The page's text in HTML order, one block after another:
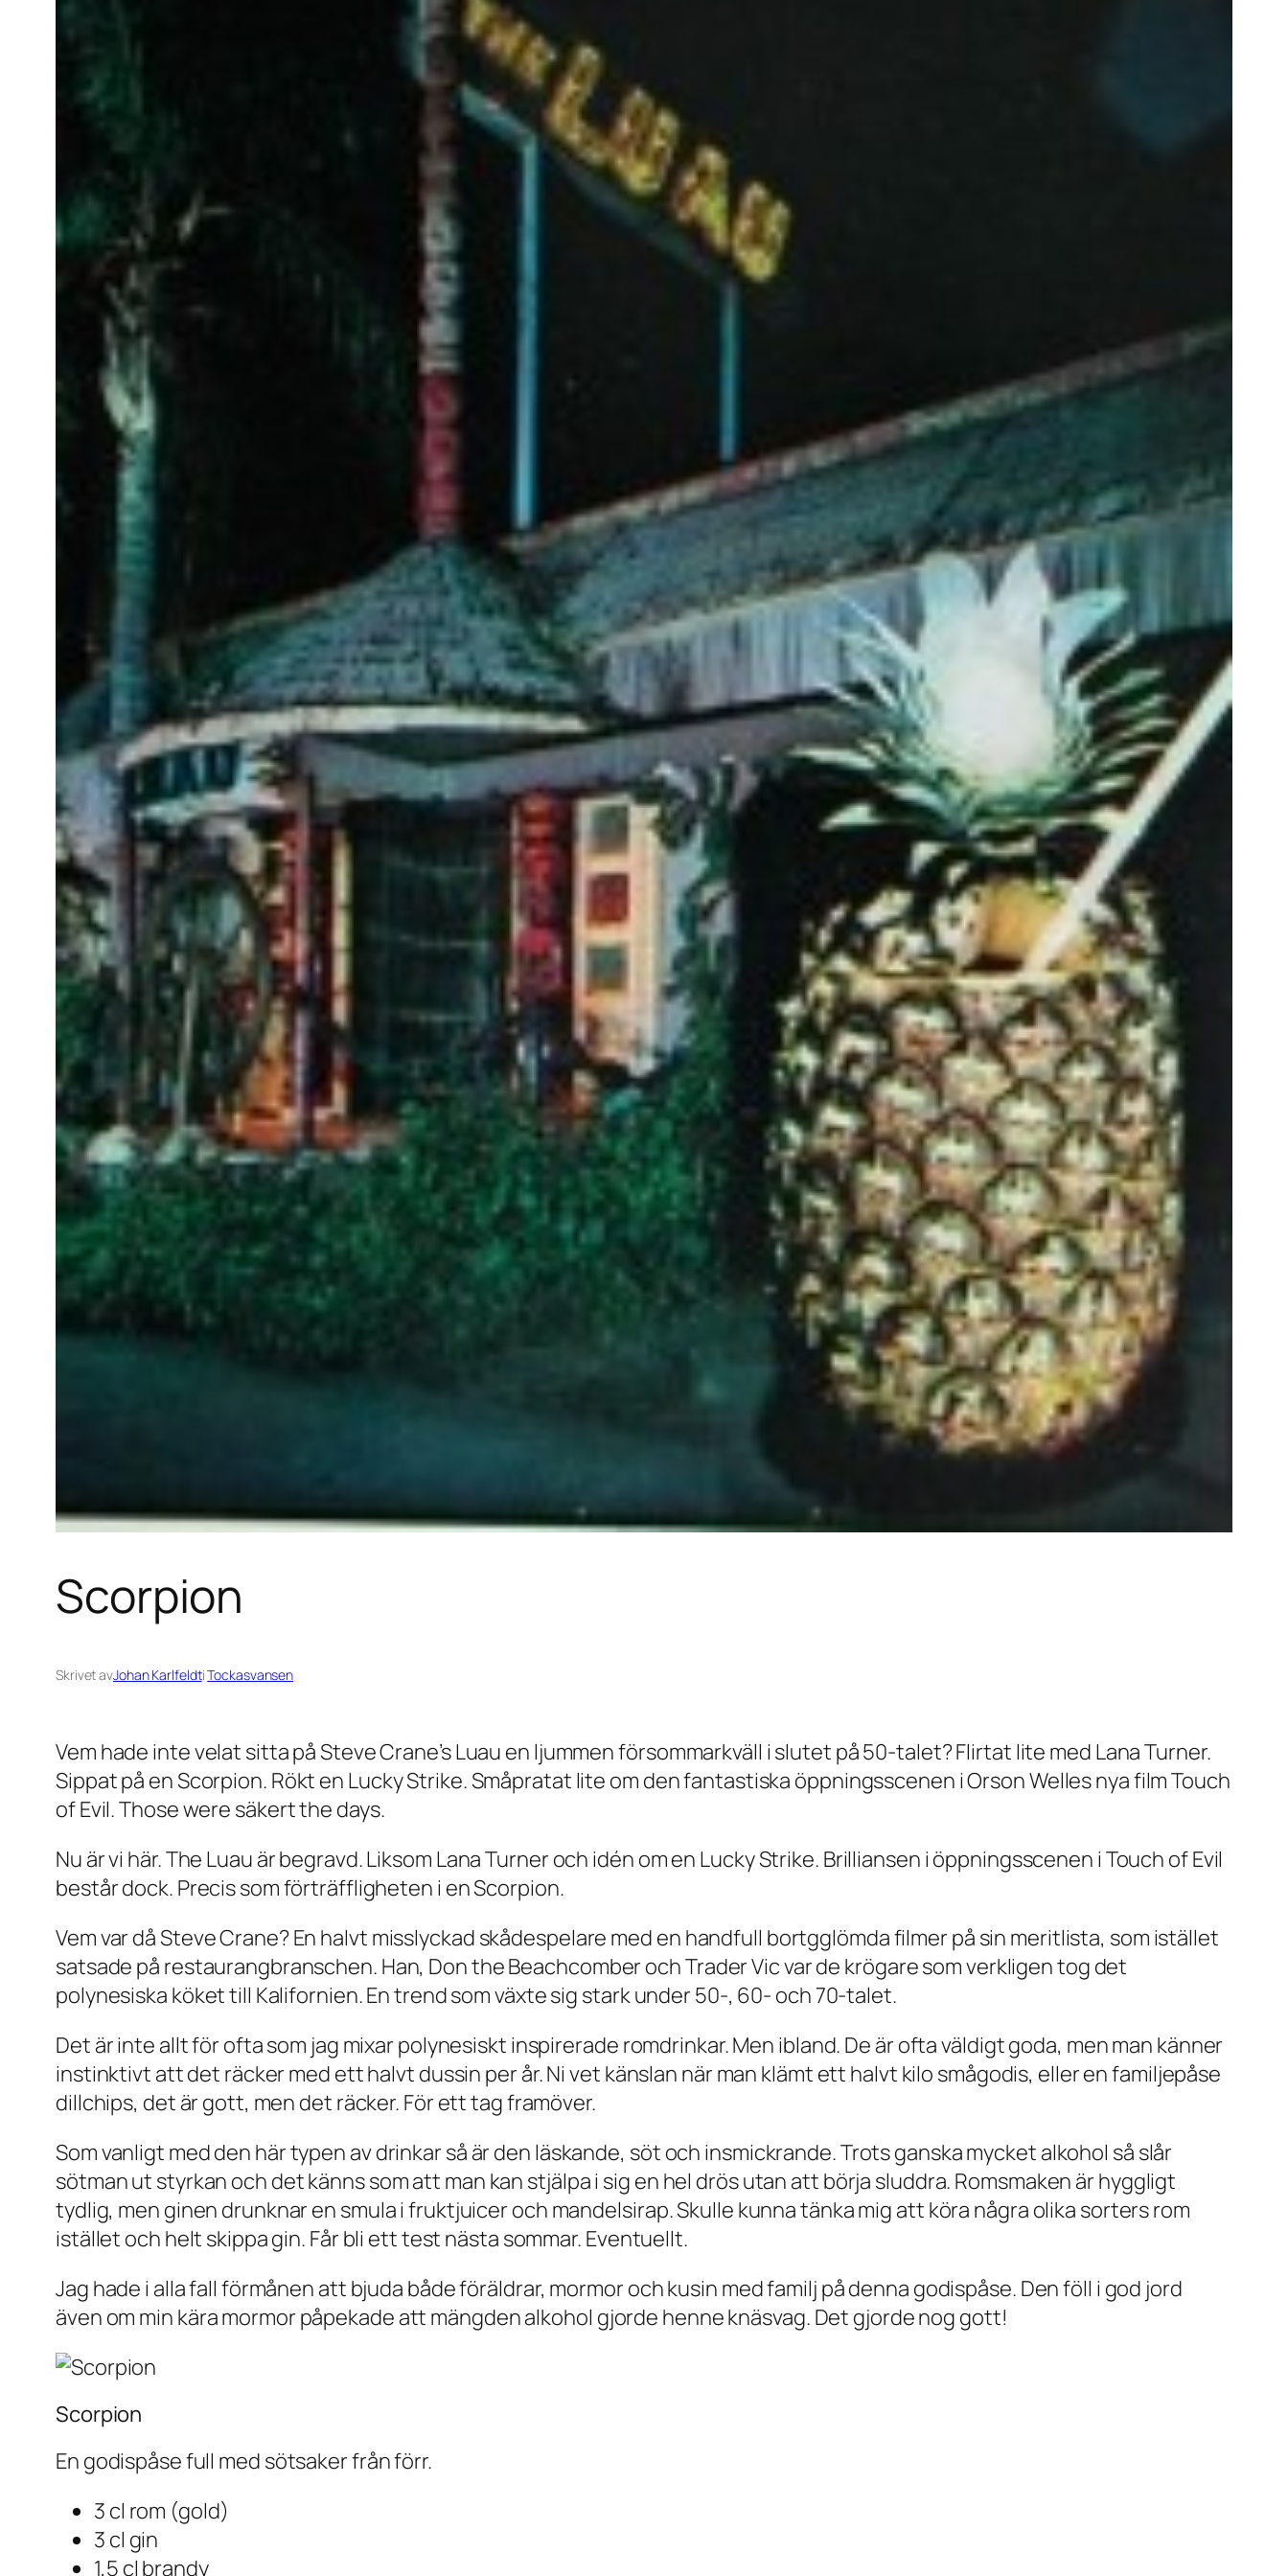
Scorpion
Skrivet avJohan KarlfeldtiTockasvansen
Vem hade inte velat sitta på Steve Crane’s Luau en ljummen försommarkväll i slutet på 50-talet? Flirtat lite med Lana Turner.
Sippat på enScorpion. Rökt en Lucky Strike. Småpratat lite om den fantastiska öppningsscenen i Orson Welles nya filmTouch
of Evil. Those were säkert the days.
Nu är vi här. The Luau är begravd. Liksom Lana Turner och idén om en Lucky Strike. Brilliansen i öppningsscenen i Touch of Evil
består dock. Precis som förträffligheten i enScorpion.
Vem var då Steve Crane? En halvt misslyckad skådespelare med en handfull bortgglömda filmer på sin meritlista, som istället
satsade på restaurangbranschen. Han, Don the Beachcomber och Trader Vic var de krögare som verkligen tog det
polynesiska köket till Kalifornien. En trend som växte sig stark under 50-, 60- och 70-talet.
Det är inte allt för ofta som jag mixar polynesiskt inspirerade romdrinkar. Men ibland. De är ofta väldigt goda, men man känner
instinktivt att det räcker med ett halvt dussin per år. Ni vet känslan när man klämt ett halvt kilo smågodis, eller en familjepåse
dillchips, det är gott, men det räcker. För ett tag framöver.
Som vanligt med den här typen av drinkar så är den läskande, söt och insmickrande. Trots ganska mycket alkohol så slår
sötman ut styrkan och det känns som att man kan stjälpa i sig en hel drös utan att börja sluddra. Romsmaken är hyggligt
tydlig, men ginen drunknar en smula i fruktjuicer och mandelsirap. Skulle kunna tänka mig att köra några olika sorters rom
istället och helt skippa gin. Får bli ett test nästa sommar. Eventuellt.
Jag hade i alla fall förmånen att bjuda både föräldrar, mormor och kusin med familj på denna godispåse. Den föll i god jord
även om min kära mormor påpekade att mängden alkohol gjorde henne knäsvag. Det gjorde nog gott!
Scorpion
En godispåse full med sötsaker från förr.
3 cl rom (gold)
3 cl gin
1,5 cl brandy